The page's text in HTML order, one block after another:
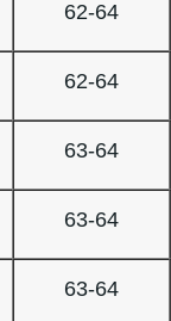
62-64
62-64
63-64
63-64
63-64